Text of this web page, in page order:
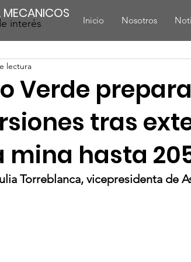
MECANICOS Inicio Nosotros
interés
Verde
tras
mina hasta
lectura
Torreblanca, vicepresidenta de